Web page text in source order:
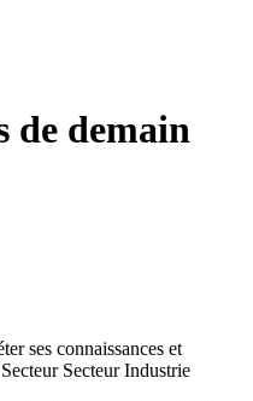
de demain
ses connaissances et
Secteur Industrie